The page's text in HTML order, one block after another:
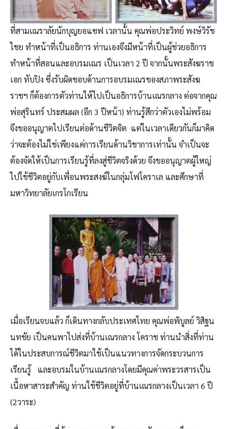
ที่สามเณราลัยนักบุญยอแซฟ เวลานั้น คุณพ่อประวิทย์ พงษ์วิรัช
ไชย ทำหน้าที่เป็นอธิการ ท่านเองจึงมีหน้าที่เป็นผู้ช่วยอธิการ
ทำหน้าที่สอนและอบรมเณร เป็นเวลา 2 ปี จากนั้นพระสังฆราช
เอก ทับปิง ซึ่งรับผิดชอบด้านการอบรมเณรของสภาพระสังฆ
ราชฯ ก็ต้องการตัวท่านให้ไปเป็นอธิการบ้านเณรกลาง ต่อจากคุณ
พ่อสุรินทร์ ประสมผล (อีก 3 ปีหน้า) ท่านรู้สึกว่าตัวเองไม่พร้อม
จึงขออนุญาตไปเรียนต่อด้านชีวิตจิต แต่ในเวลาเดียวกันก็มาคิด
ว่าจะต้องไม่ใช่เพียงแค่การเรียนด้านวิชาการเท่านั้น จำเป็นจะ
ต้องจัดให้เป็นการเรียนรู้ที่ลงสู่ชีวิตจริงด้วย จึงขออนุญาตผู้ใหญ่
ไปใช้ชีวิตอยู่กับเพื่อนพระสงฆ์ในกลุ่มโฟโคราเล และศึกษาที่
มหาวิทยาลัยเกรโกเรียน
เมื่อเรียนจบแล้ว ก็เดินทางกลับประเทศไทย คุณพ่อพิบูลย์ วิสิฐน
นทชัย เป็นคนพาไปส่งที่บ้านเณรกลาง โคราช ท่านนำสิ่งที่ท่าน
ได้ในประสบการณ์ชีวิตมาใช้เป็นแนวทางการจัดกระบวนการ
เรียนรู้ และอบรมในบ้านเณรกลางโดยมีคุณค่าพระวรสารเป็น
เนื้อหาสาระสำคัญ ท่านใช้ชีวิตอยู่ที่บ้านเณรกลางเป็นเวลา 6 ปี
(2วาระ)